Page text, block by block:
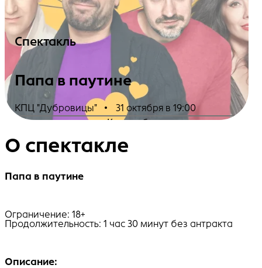
Спектакль
Папа в паутине
КПЦ "Дубровицы" • 31 октября в 19:00
Купить билеты
О спектакле
Папа в паутине
Ограничение: 18+
Продолжительность: 1 час 30 минут без антракта
Описание: